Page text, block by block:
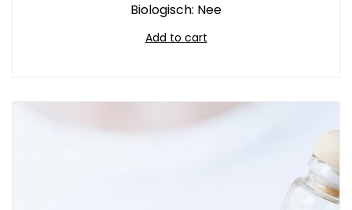
Biologisch: Nee
Add to cart